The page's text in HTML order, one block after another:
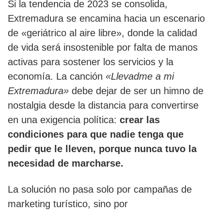
​Si la tendencia de 2023 se consolida,
Extremadura se encamina hacia un escenario
de «geriátrico al aire libre», donde la calidad
de vida será insostenible por falta de manos
activas para sostener los servicios y la
economía. La canción «Llevadme a mi
Extremadura» debe dejar de ser un himno de
nostalgia desde la distancia para convertirse
en una exigencia política: crear las
condiciones para que nadie tenga que
pedir que le lleven, porque nunca tuvo la
necesidad de marcharse.
​La solución no pasa solo por campañas de
marketing turístico, sino por